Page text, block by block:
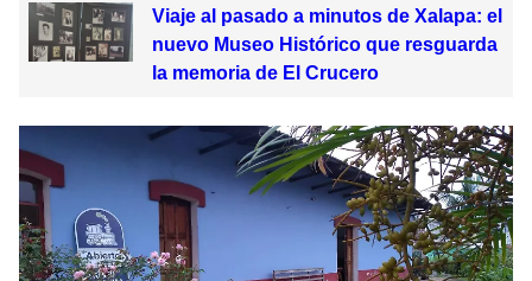
Viaje al pasado a minutos de Xalapa: el
nuevo Museo Histórico que resguarda
la memoria de El Crucero